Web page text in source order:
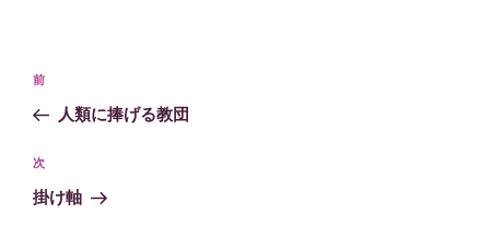
投
ナ
ビ
ゲ
過
去
投
稿
前
人類に捧げる教団
次
の
次
掛け軸